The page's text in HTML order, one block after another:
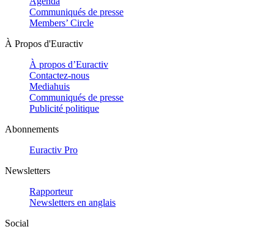
Communiqués de presse
Members’ Circle
À Propos d'Euractiv
À propos d’Euractiv
Contactez-nous
Mediahuis
Communiqués de presse
Publicité politique
Abonnements
Euractiv Pro
Newsletters
Rapporteur
Newsletters en anglais
Social